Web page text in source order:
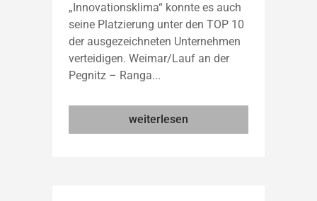
„Innovationsklima“ konnte es auch
seine Platzierung unter den TOP 10
der ausgezeichneten Unternehmen
verteidigen. Weimar/Lauf an der
Pegnitz – Ranga...
weiterlesen